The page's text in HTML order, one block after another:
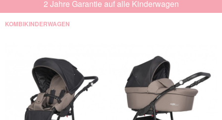
2 Jahre Garantie auf alle Kinderwagen
KOMBIKINDERWAGEN